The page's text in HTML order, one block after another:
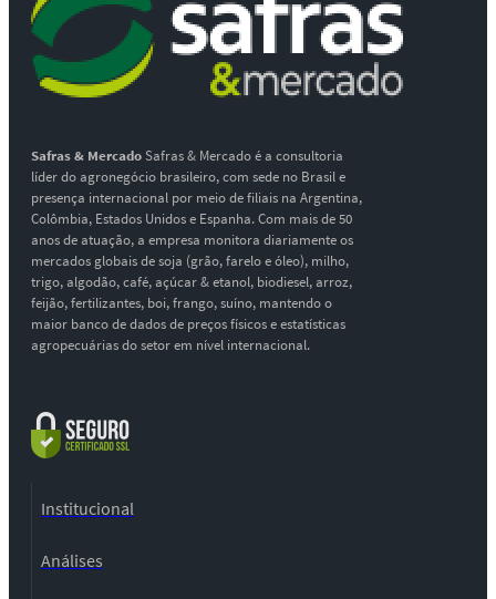
Safras & MercadoSafras & Mercado é a consultoria
líder do agronegócio brasileiro, com sede no Brasil e
presença internacional por meio de filiais na Argentina,
Colômbia, Estados Unidos e Espanha. Com mais de 50
anos de atuação, a empresa monitora diariamente os
mercados globais de soja (grão, farelo e óleo), milho,
trigo, algodão, café, açúcar & etanol, biodiesel, arroz,
feijão, fertilizantes, boi, frango, suíno, mantendo o
maior banco de dados de preços físicos e estatísticas
agropecuárias do setor em nível internacional.
Institucional
Análises